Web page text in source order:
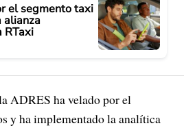
el segmento taxi
alianza
RTaxi
ADRES ha velado por el
y ha implementado la analítica